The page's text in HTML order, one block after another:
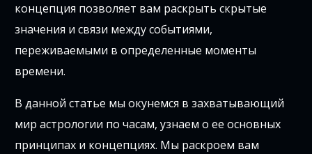
концепция позволяет вам раскрыть скрытые
значения и связи между событиями,
переживаемыми в определенные моменты
времени.
В данной статье мы окунемся в захватывающий
мир астрологии по часам, узнаем о ее основных
принципах и концепциях. Мы раскроем вам